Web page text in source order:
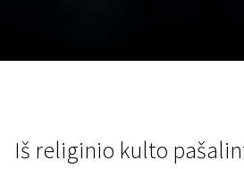
Iš religinio kulto